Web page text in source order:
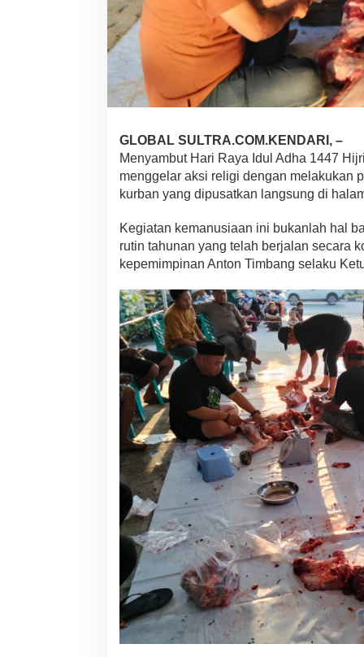
l
t
B
e
s
a
a
K
d
P
s
a
t
S
a
k
n
H
Q
u
r
b
a
n
GLOBAL SULTRA.COM.KENDARI, –
Menyambut Hari Raya Idul Adha 1447
menggelar aksi religi dengan melakukan
kurban yang dipusatkan langsung di
Kegiatan kemanusiaan ini bukanlah hal
rutin tahunan yang telah berjalan secara
kepemimpinan Anton Timbang selaku